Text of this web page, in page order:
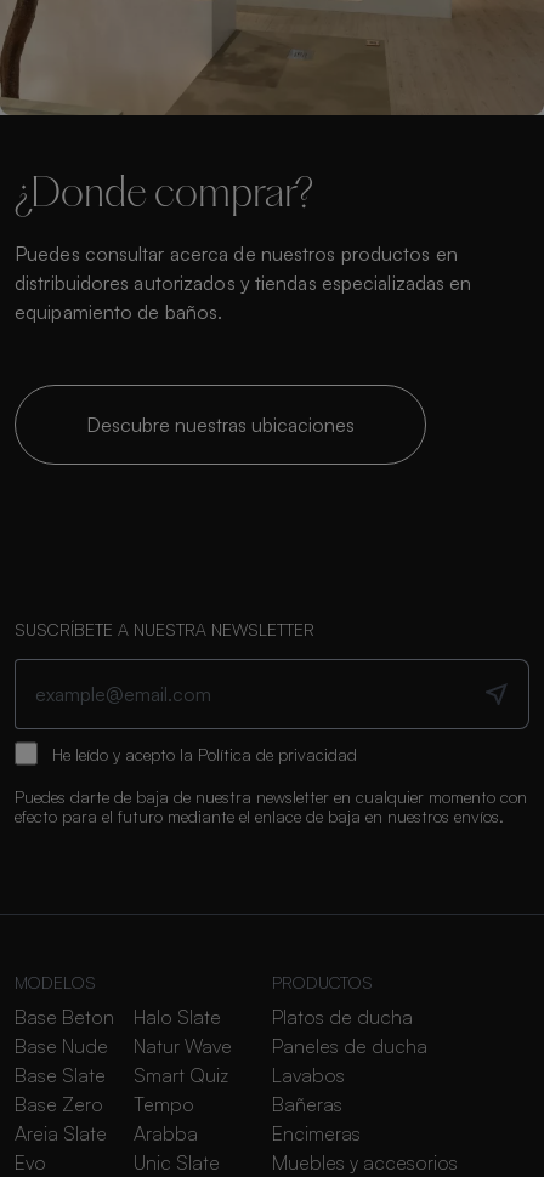
¿Donde comprar?
Puedes consultar acerca de nuestros productos en
distribuidores autorizados y tiendas especializadas en
equipamiento de baños.
Descubre nuestras ubicaciones
SUSCRÍBETE A NUESTRA NEWSLETTER
He leído y acepto la Política de privacidad
Puedes darte de baja de nuestra newsletter en cualquier momento con
efecto para el futuro mediante el enlace de baja en nuestros envíos.
MODELOS
Base Beton
Base Nude
Base Slate
Base Zero
Areia Slate
Evo
Halo Slate
Natur Wave
Smart Quiz
Tempo
Arabba
Unic Slate
PRODUCTOS
Platos de ducha
Paneles de ducha
Lavabos
Bañeras
Encimeras
Muebles y accesorios